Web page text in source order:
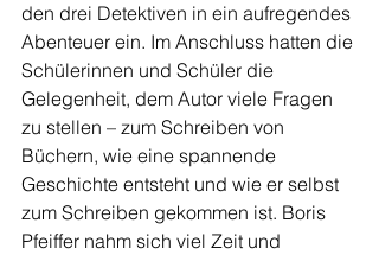
den drei Detektiven in ein aufregendes
Abenteuer ein. Im Anschluss hatten die
Schülerinnen und Schüler die
Gelegenheit, dem Autor viele Fragen
zu stellen – zum Schreiben von
Büchern, wie eine spannende
Geschichte entsteht und wie er selbst
zum Schreiben gekommen ist. Boris
Pfeiffer nahm sich viel Zeit und